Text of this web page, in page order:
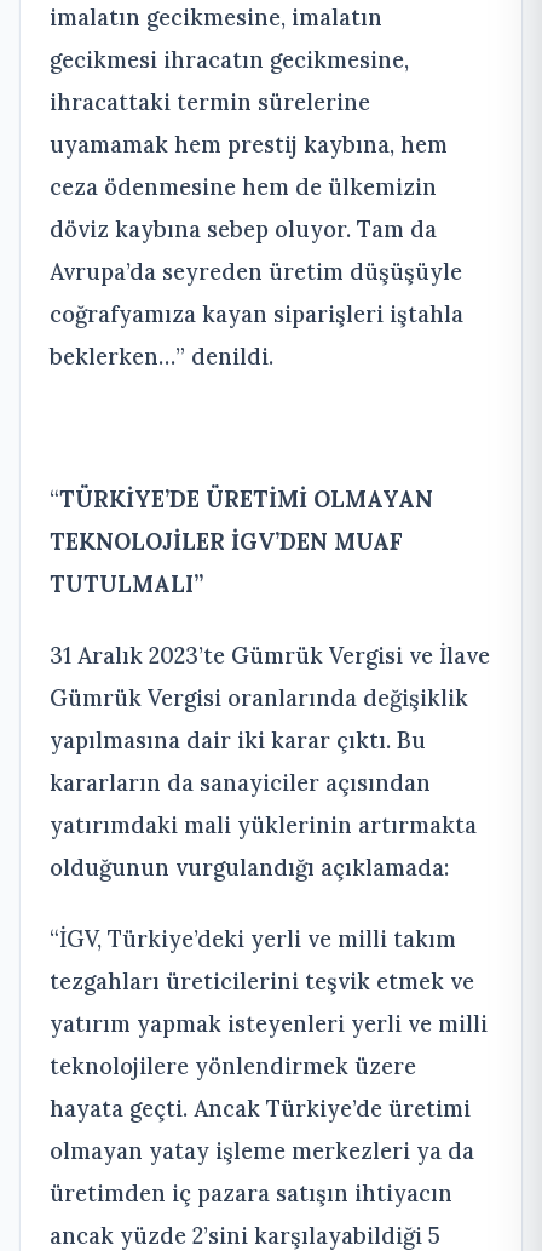
imalatın gecikmesine, imalatın
gecikmesi ihracatın gecikmesine,
ihracattaki termin sürelerine
uyamamak hem prestij kaybına, hem
ceza ödenmesine hem de ülkemizin
döviz kaybına sebep oluyor. Tam da
Avrupa’da seyreden üretim düşüşüyle
coğrafyamıza kayan siparişleri iştahla
beklerken…” denildi.
“TÜRKİYE’DE ÜRETİMİ OLMAYAN
TEKNOLOJİLER İGV’DEN MUAF
TUTULMALI”
31 Aralık 2023’te Gümrük Vergisi ve İlave
Gümrük Vergisi oranlarında değişiklik
yapılmasına dair iki karar çıktı. Bu
kararların da sanayiciler açısından
yatırımdaki mali yüklerinin artırmakta
olduğunun vurgulandığı açıklamada:
“İGV, Türkiye’deki yerli ve milli takım
tezgahları üreticilerini teşvik etmek ve
yatırım yapmak isteyenleri yerli ve milli
teknolojilere yönlendirmek üzere
hayata geçti. Ancak Türkiye’de üretimi
olmayan yatay işleme merkezleri ya da
üretimden iç pazara satışın ihtiyacın
ancak yüzde 2’sini karşılayabildiği 5